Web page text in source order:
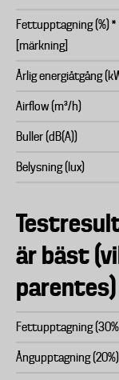
Fettupptagning (%) *
[märkning]
Årlig energiåtgång
Airflow (m³/h)
Buller (dB(A))
Belysning (lux)
är bäst
parentes)
Fettupptagning
Ångupptagning (20%)